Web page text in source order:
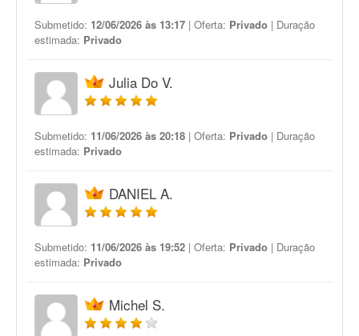
Submetido: 12/06/2026 às 13:17 | Oferta: Privado | Duração
estimada: Privado
Julia Do V.
Submetido: 11/06/2026 às 20:18 | Oferta: Privado | Duração
estimada: Privado
DANIEL A.
Submetido: 11/06/2026 às 19:52 | Oferta: Privado | Duração
estimada: Privado
Michel S.